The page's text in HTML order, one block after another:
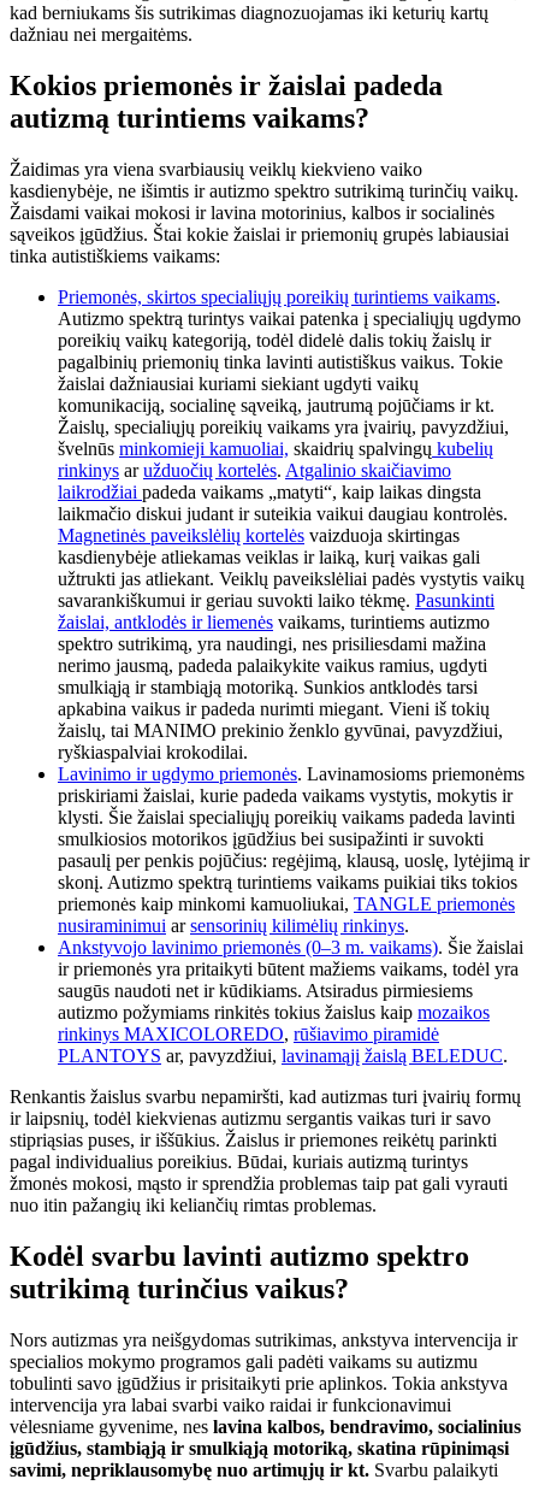
kad berniukams šis sutrikimas diagnozuojamas iki keturių kartų
dažniau nei mergaitėms.
Kokios priemonės ir žaislai padeda
autizmą turintiems vaikams?
Žaidimas yra viena svarbiausių veiklų kiekvieno vaiko
kasdienybėje, ne išimtis ir autizmo spektro sutrikimą turinčių vaikų.
Žaisdami vaikai mokosi ir lavina motorinius, kalbos ir socialinės
sąveikos įgūdžius. Štai kokie žaislai ir priemonių grupės labiausiai
tinka autistiškiems vaikams:
Priemonės, skirtos specialiųjų poreikių turintiems vaikams.
Autizmo spektrą turintys vaikai patenka į specialiųjų ugdymo
poreikių vaikų kategoriją, todėl didelė dalis tokių žaislų ir
pagalbinių priemonių tinka lavinti autistiškus vaikus. Tokie
žaislai dažniausiai kuriami siekiant ugdyti vaikų
komunikaciją, socialinę sąveiką, jautrumą pojūčiams ir kt.
Žaislų, specialiųjų poreikių vaikams yra įvairių, pavyzdžiui,
švelnūs minkomieji kamuoliai, skaidrių spalvingų kubelių
rinkinys aružduočių kortelės. Atgalinio skaičiavimo
laikrodžiai padeda vaikams „matyti“, kaip laikas dingsta
laikmačio diskui judant ir suteikia vaikui daugiau kontrolės.
Magnetinės paveikslėlių kortelės vaizduoja skirtingas
kasdienybėje atliekamas veiklas ir laiką, kurį vaikas gali
užtrukti jas atliekant. Veiklų paveikslėliai padės vystytis vaikų
savarankiškumui ir geriau suvokti laiko tėkmę. Pasunkinti
žaislai, antklodės ir liemenės vaikams, turintiems autizmo
spektro sutrikimą, yra naudingi, nes prisiliesdami mažina
nerimo jausmą, padeda palaikykite vaikus ramius, ugdyti
smulkiąją ir stambiąją motoriką. Sunkios antklodės tarsi
apkabina vaikus ir padeda nurimti miegant. Vieni iš tokių
žaislų, tai MANIMO prekinio ženklo gyvūnai, pavyzdžiui,
ryškiaspalviai krokodilai.
Lavinimo ir ugdymo priemonės. Lavinamosioms priemonėms
priskiriami žaislai, kurie padeda vaikams vystytis, mokytis ir
klysti. Šie žaislai specialiųjų poreikių vaikams padeda lavinti
smulkiosios motorikos įgūdžius bei susipažinti ir suvokti
pasaulį per penkis pojūčius: regėjimą, klausą, uoslę, lytėjimą ir
skonį. Autizmo spektrą turintiems vaikams puikiai tiks tokios
priemonės kaip minkomi kamuoliukai, TANGLE priemonės
nusiraminimui arsensorinių kilimėlių rinkinys.
Ankstyvojo lavinimo priemonės (0–3 m. vaikams). Šie žaislai
ir priemonės yra pritaikyti būtent mažiems vaikams, todėl yra
saugūs naudoti net ir kūdikiams. Atsiradus pirmiesiems
autizmo požymiams rinkitės tokius žaislus kaip mozaikos
rinkinys MAXICOLOREDO, rūšiavimo piramidė
PLANTOYS ar, pavyzdžiui, lavinamąjį žaislą BELEDUC.
Renkantis žaislus svarbu nepamiršti, kad autizmas turi įvairių formų
ir laipsnių, todėl kiekvienas autizmu sergantis vaikas turi ir savo
stipriąsias puses, ir iššūkius. Žaislus ir priemones reikėtų parinkti
pagal individualius poreikius. Būdai, kuriais autizmą turintys
žmonės mokosi, mąsto ir sprendžia problemas taip pat gali vyrauti
nuo itin pažangių iki keliančių rimtas problemas.
Kodėl svarbu lavinti autizmo spektro
sutrikimą turinčius vaikus?
Nors autizmas yra neišgydomas sutrikimas, ankstyva intervencija ir
specialios mokymo programos gali padėti vaikams su autizmu
tobulinti savo įgūdžius ir prisitaikyti prie aplinkos. Tokia ankstyva
intervencija yra labai svarbi vaiko raidai ir funkcionavimui
vėlesniame gyvenime, nes lavina kalbos, bendravimo, socialinius
įgūdžius, stambiąją ir smulkiąją motoriką, skatina rūpinimąsi
savimi, nepriklausomybę nuo artimųjų ir kt. Svarbu palaikyti